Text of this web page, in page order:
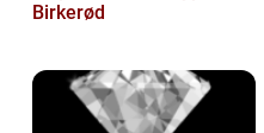
Birkerød